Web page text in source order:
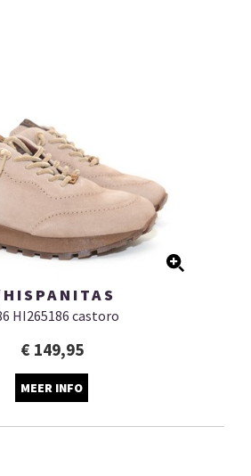
HI265186 castoro
€ 149,95
MEER INFO